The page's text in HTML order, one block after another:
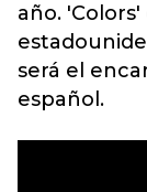
año.
será el
español.